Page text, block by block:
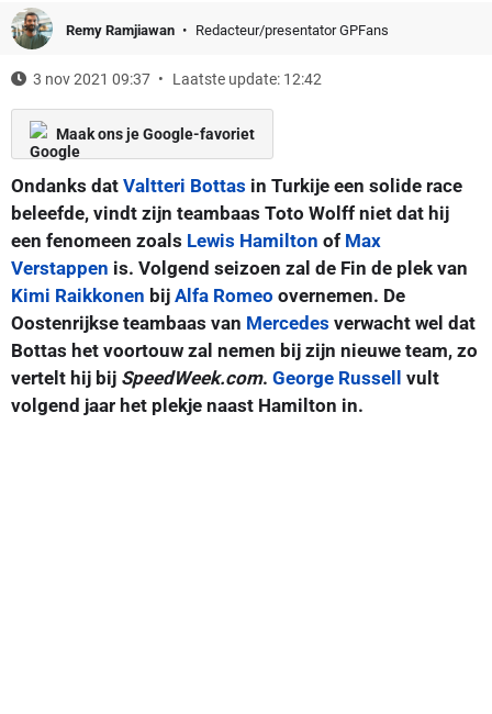
Remy Ramjiawan Redacteur/presentator GPFans
3 nov 2021 09:37 Laatste update: 12:42
Maak ons je Google-favoriet
Ondanks dat Valtteri Bottas in Turkije een solide race
beleefde, vindt zijn teambaas Toto Wolff niet dat hij
een fenomeen zoals Lewis Hamilton of Max
Verstappen is. Volgend seizoen zal de Fin de plek van
Kimi Raikkonen bij Alfa Romeo overnemen. De
Oostenrijkse teambaas van Mercedes verwacht wel dat
Bottas het voortouw zal nemen bij zijn nieuwe team, zo
vertelt hij bij SpeedWeek.com. George Russell vult
volgend jaar het plekje naast Hamilton in.